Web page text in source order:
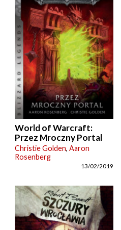
World of Warcraft:
Przez Mroczny Portal
Christie Golden, Aaron
Rosenberg
13/02/2019